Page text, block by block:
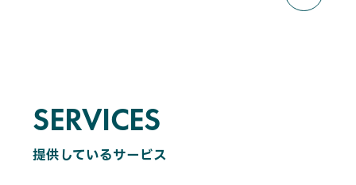
SERVICES
SERVICES
提供しているサービス